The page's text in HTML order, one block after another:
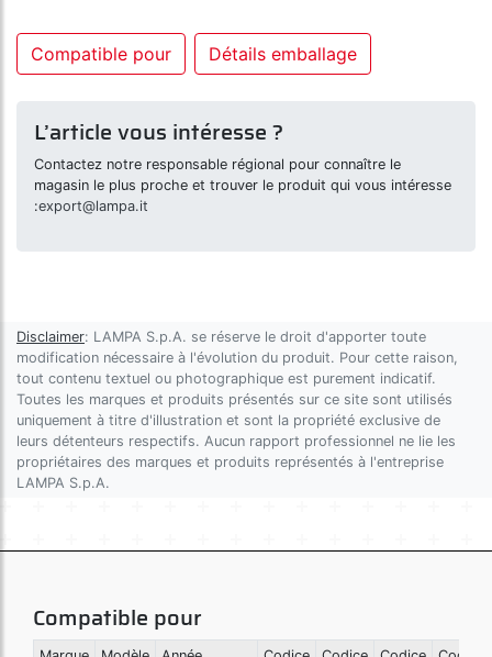
Compatible pour Détails emballage
L’article vous intéresse ?
Contactez notre responsable régional pour connaître le
magasin le plus proche et trouver le produit qui vous intéresse
:export@lampa.it
Disclaimer: LAMPA S.p.A. se réserve le droit d'apporter toute
modification nécessaire à l'évolution du produit. Pour cette raison,
tout contenu textuel ou photographique est purement indicatif.
Toutes les marques et produits présentés sur ce site sont utilisés
uniquement à titre d'illustration et sont la propriété exclusive de
leurs détenteurs respectifs. Aucun rapport professionnel ne lie les
propriétaires des marques et produits représentés à l'entreprise
LAMPA S.p.A.
Compatible pour